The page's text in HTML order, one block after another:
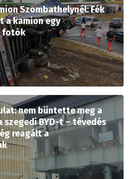
Szombathelynél: Fék
a kamion egy
fotók
nem büntette meg a
szegedi BYD-t – tévedés
reagált a